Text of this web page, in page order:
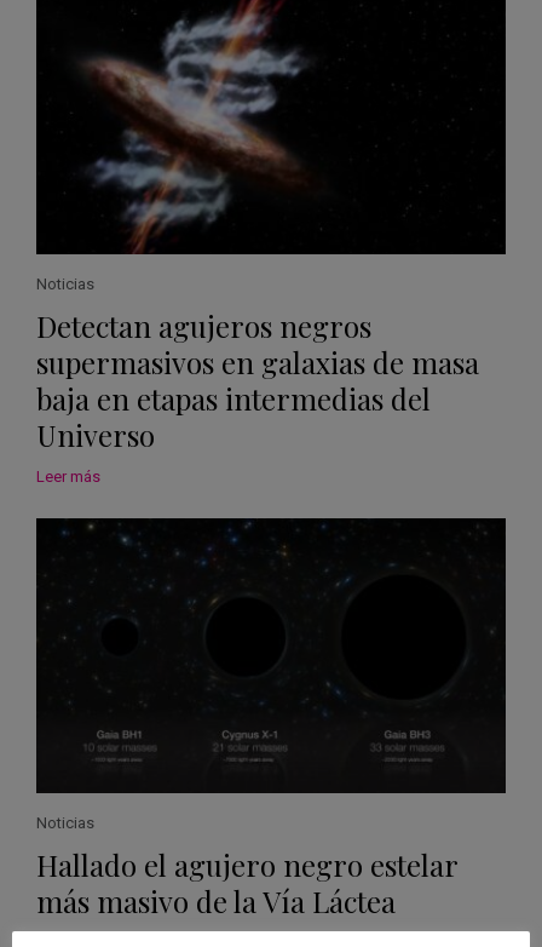
Noticias
Detectan agujeros negros
supermasivos en galaxias de masa
baja en etapas intermedias del
Universo
Leer más
Noticias
Hallado el agujero negro estelar
más masivo de la Vía Láctea